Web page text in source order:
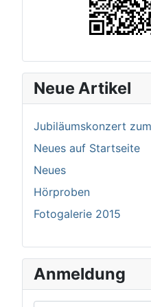
Neue Artikel
Jubiläumskonzert
Neues auf Startseite
Neues
Hörproben
Fotogalerie 2015
Anmeldung